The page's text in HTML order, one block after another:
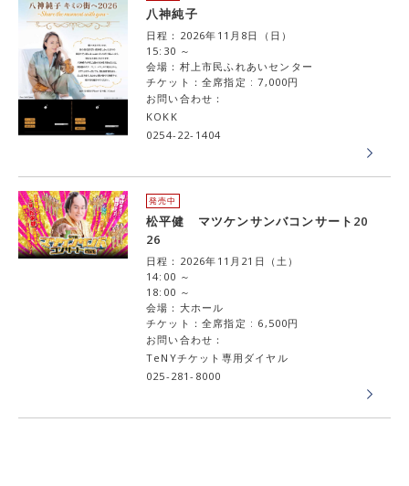
八神純子
日程：2026年11月8日（日）
15:30 ～
会場：村上市民ふれあいセンター
チケット：全席指定 : 7,000円
お問い合わせ：
KOKK
0254-22-1404
発売中
松平健 マツケンサンバコンサート20
26
日程：2026年11月21日（土）
14:00 ～
18:00 ～
会場：大ホール
チケット：全席指定 : 6,500円
お問い合わせ：
TeNYチケット専用ダイヤル
025-281-8000